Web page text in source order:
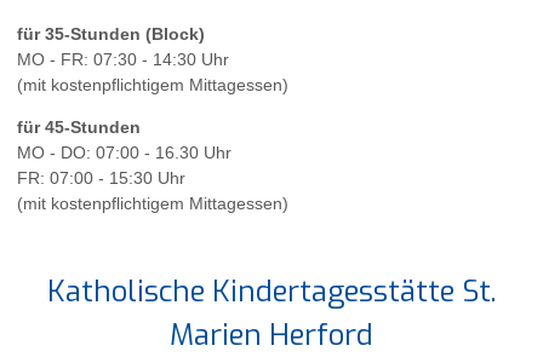
für 35-Stunden (Block)
MO - FR: 07:30 - 14:30 Uhr
(mit kostenpflichtigem Mittagessen)
für 45-Stunden
MO - DO: 07:00 - 16.30 Uhr
FR: 07:00 - 15:30 Uhr
(mit kostenpflichtigem Mittagessen)
Katholische Kindertagesstätte St.
Marien Herford